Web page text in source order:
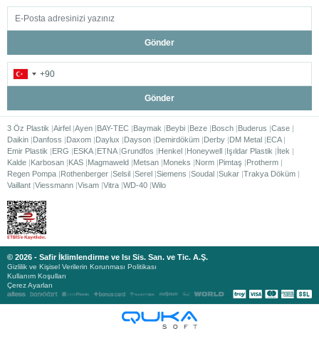
Gönder
Gönder
3 Öz Plastik Airfel Ayen BAY-TEC Baymak Beybi Beze Bosch Buderus Case
Daikin Danfoss Daxom Daylux Dayson Demirdöküm Derby DM Metal ECA
Emir Plastik
ERG ESKA ETNA Grundfos Henkel Honeywell Işıldar Plastik
İtek
Kalde Karbosan KAS Magmaweld Metsan Moneks Norm Pimtaş
Protherm
Regen Pompa Rothenberger Selsil Serel Siemens Soudal Sukar Trakya Döküm
Vaillant Viessmann Visam Vitra WD-40 Wilo
© 2026 - Safir İklimlendirme ve Isı Sis. San. ve Tic. A.Ş.
Gizlilik ve Kişisel Verilerin Korunması Politikası
Kullanım Koşulları
Çerez Ayarları